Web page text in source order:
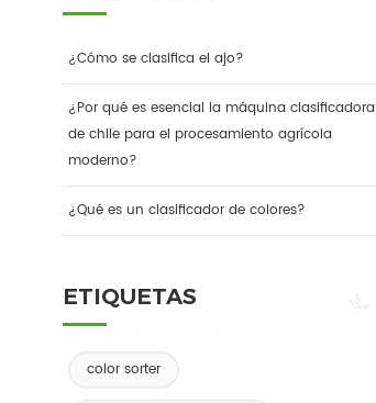
¿Cómo se clasifica el ajo?
¿Por qué es esencial la máquina clasificadora
de chile para el procesamiento agrícola
moderno?
¿Qué es un clasificador de colores?
ETIQUETAS
color sorter